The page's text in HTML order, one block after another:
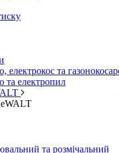
електрокос та
та електропил
та розмічальний